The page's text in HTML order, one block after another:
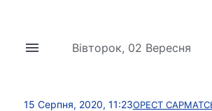
Вівторок, 02 Вересня
15 Серпня, 2020, 11:23ОРЕСТ